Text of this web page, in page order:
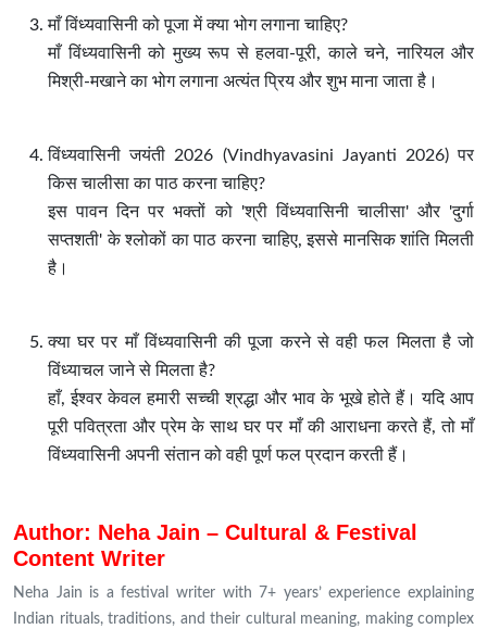
माँ विंध्यवासिनी को पूजा में क्या भोग लगाना चाहिए?
माँ विंध्यवासिनी को मुख्य रूप से हलवा-पूरी, काले चने, नारियल और
मिश्री-मखाने का भोग लगाना अत्यंत प्रिय और शुभ माना जाता है।
विंध्यवासिनी जयंती 2026 (Vindhyavasini Jayanti 2026)पर
किस चालीसा का पाठ करना चाहिए?
इस पावन दिन पर भक्तों को 'श्री विंध्यवासिनी चालीसा' और 'दुर्गा
सप्तशती' के श्लोकों का पाठ करना चाहिए, इससे मानसिक शांति मिलती
है।
क्या घर पर माँ विंध्यवासिनी की पूजा करने से वही फल मिलता है जो
विंध्याचल जाने से मिलता है?
हाँ, ईश्वर केवल हमारी सच्ची श्रद्धा और भाव के भूखे होते हैं। यदि आप
पूरी पवित्रता और प्रेम के साथ घर पर माँ की आराधना करते हैं, तो माँ
विंध्यवासिनी अपनी संतान को वही पूर्ण फल प्रदान करती हैं।
Author: Neha Jain – Cultural & Festival
Content Writer
Neha Jain is a festival writer with 7+ years’ experience explaining
Indian rituals, traditions, and their cultural meaning, making complex